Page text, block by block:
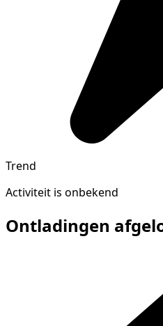
Trend
Activiteit is onbekend
Ontladingen